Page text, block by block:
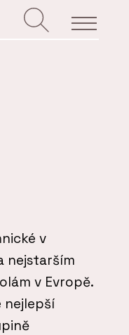
v
nejstarším
v Evropě.
nejlepší